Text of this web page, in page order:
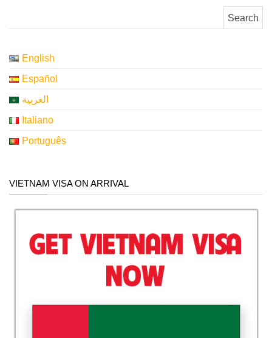
English
Español
العربية
Italiano
Português
VIETNAM VISA ON ARRIVAL